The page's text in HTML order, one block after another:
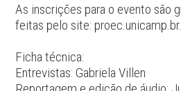
As inscrições para o evento são
feitas pelo site: proec.unicamp.br.
Ficha técnica:
Entrevistas: Gabriela Villen